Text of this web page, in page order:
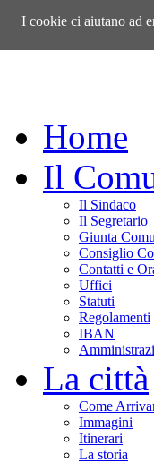
Sabato,
Home
Il
Il Sindaco
Il Segretario
Giunta
Consiglio
Contatti e
Uffici
Statuti
Regolamenti
IBAN
La città
Come
Immagini
Itinerari
La storia
I cookie ci aiutano ad